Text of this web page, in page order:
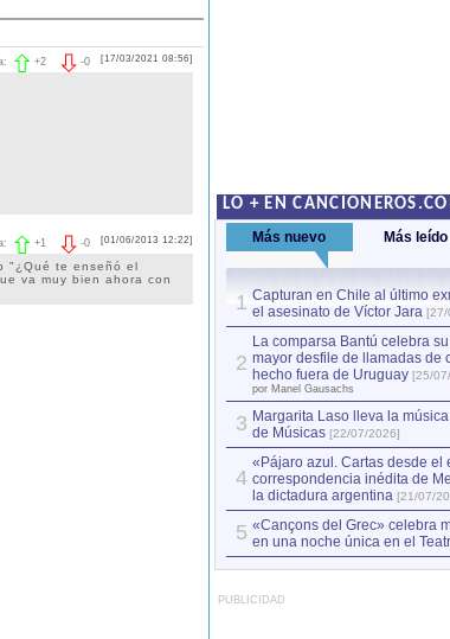
[17/03/2021 08:56]
-0
+2
[01/06/2013 12:22]
-0
+1
"¿Qué te enseñó el
va muy bien ahora con
LO + EN
Más nuevo Más leído
1 Capturan en Chile al último
el asesinato de Víctor Jara [27/
2
La comparsa Bantú celebra
mayor desfile de llamadas de
hecho fuera de Uruguay [25/
por Manel Gausachs
3 Margarita Laso lleva la
de Músicas [22/07/2026]
4
«Pájaro azul. Cartas desde el
correspondencia inédita de
la dictadura argentina [21/07/
5 «Cançons del Grec» celebra
en una noche única en el
PUBLICIDAD